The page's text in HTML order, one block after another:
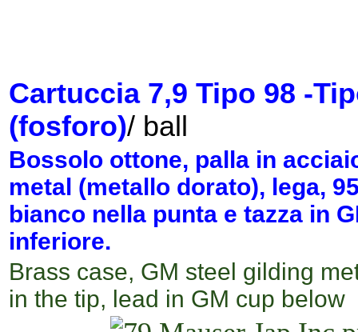
Cartuccia 7,9 Tipo 98 -
(fosforo)/ ball
Bossolo ottone, palla in
metal (metallo dorato), lega,
bianco nella punta e tazza in
inferiore.
Brass case, GM steel gilding
in the tip, lead in GM cup below